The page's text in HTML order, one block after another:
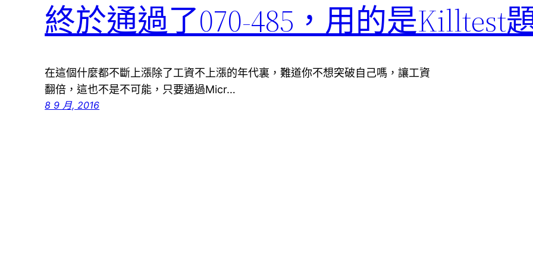
終於通過了070-485，用的是Killtest
在這個什麼都不斷上漲除了工資不上漲的年代裏，難道你不想突破自己嗎，讓工資
翻倍，這也不是不可能，只要通過Micr…
8 9 月, 2016